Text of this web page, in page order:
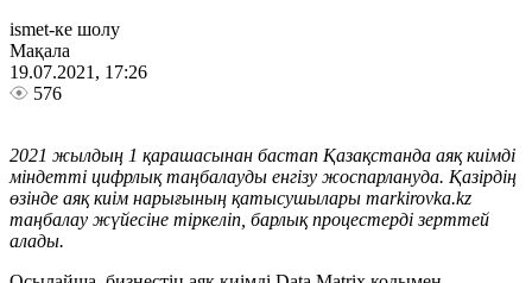
ismet-ке шолу
Мақала
19.07.2021, 17:26
576
2021 жылдың 1 қарашасынан бастап Қазақстанда аяқ киімді
міндетті цифрлық таңбалауды енгізу жоспарлануда. Қазірдің
өзінде аяқ киім нарығының қатысушылары markirovka.kz
таңбалау жүйесіне тіркеліп, барлық процестерді зерттей
алады.